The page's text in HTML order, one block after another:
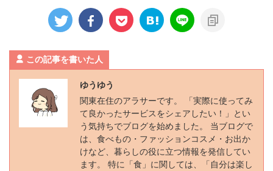
この記事を書いた人
ゆうゆう
関東在住のアラサーです。 「実際に使ってみ
て良かったサービスをシェアしたい！」とい
う気持ちでブログを始めました。 当ブログで
は、食べもの・ファッションコスメ・お出か
けなど、暮らしの役に立つ情報を発信してい
ます。 特に「食」に関しては、「自分は楽し